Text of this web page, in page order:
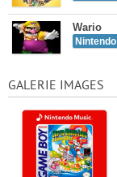
Wario
Nintendo
GALERIE IMAGES